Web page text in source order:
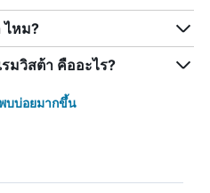
ไหม?
มวิสต้า คืออะไร?
บบ่อยมากขึ้น